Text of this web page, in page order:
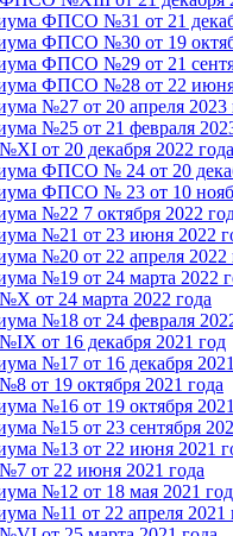
ФПСО №31 от 21
ФПСО №30 от 19
ФПСО №29 от 21
ФПСО №28 от 22 июня
№27 от 20 апреля 2023
№25 от 21 февраля
от 20 декабря 2022 года
ФПСО № 24 от 20
ФПСО № 23 от 10
№22 7 октября 2022
№21 от 23 июня 2022
№20 от 22 апреля 2022
№19 от 24 марта 2022
от 24 марта 2022 года
№18 от 24 февраля
от 16 декабря 2021 год
№17 от 16 декабря
от 19 октября 2021 года
№16 от 19 октября
№15 от 23 сентября
№13 от 22 июня 2021
от 22 июня 2021 года
№12 от 18 мая 2021
№11 от 22 апреля 2021